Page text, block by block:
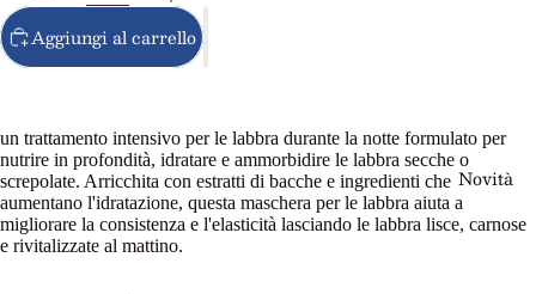
Novità
Aggiungi al carrello
un trattamento intensivo per le labbra durante la notte formulato per
nutrire in profondità, idratare e ammorbidire le labbra secche o
screpolate. Arricchita con estratti di bacche e ingredienti che
aumentano l'idratazione, questa maschera per le labbra aiuta a
migliorare la consistenza e l'elasticità lasciando le labbra lisce, carnose
e rivitalizzate al mattino.